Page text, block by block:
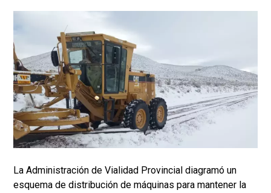
La Administración de Vialidad Provincial diagramó un
esquema de distribución de máquinas para mantener la